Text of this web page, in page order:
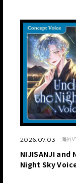
2026.07.03 海外
NIJISANJI and
Night Sky